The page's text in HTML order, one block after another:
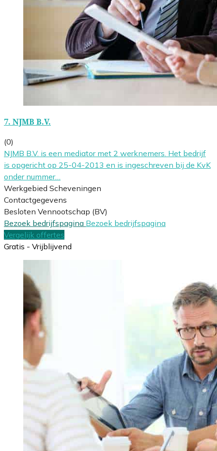
7. NJMB B.V.
(0)
NJMB B.V. is een mediator met 2 werknemers. Het bedrijf
is opgericht op 25-04-2013 en is ingeschreven bij de KvK
onder nummer…
Werkgebied Scheveningen
Contactgegevens
Besloten Vennootschap (BV)
Bezoek bedrijfspagina Bezoek bedrijfspagina
Vergelijk offertes
Gratis - Vrijblijvend